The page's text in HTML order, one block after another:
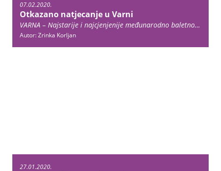
07.02.2020.
Otkazano natjecanje u Varni
VARNA – Najstarije i najcjenjenije međunarodno baletno natjecanje na svijetu, ono koje se u bugarskoj Varni pleše od 1964. godine, ove godine se neće održati. Riječ je o susretu plesača iz cijelog svijeta, koji se održava svake dvije godine i … Continue reading →
Autor: Zrinka Korljan
27.01.2020.